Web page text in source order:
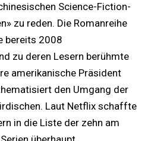
Science-Fiction-
zu reden. Die Romanreihe
bereits 2008
zu deren Lesern berühmte
amerikanische Präsident
den Umgang der
Laut Netflix schaffte
in die Liste der zehn am